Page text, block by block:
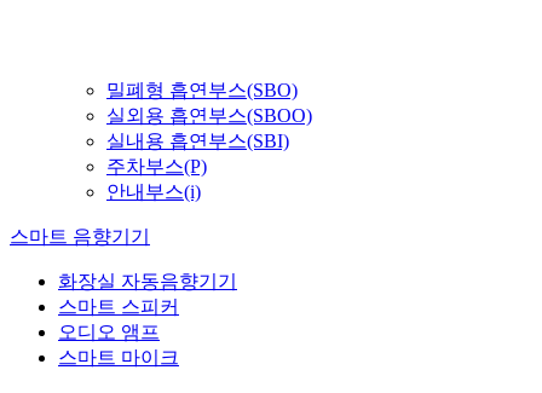
밀폐형 흡연부스(SBO)
실외용 흡연부스(SBOO)
실내용 흡연부스(SBI)
주차부스(P)
안내부스(i)
스마트 음향기기
화장실 자동음향기기
스마트 스피커
오디오 앰프
스마트 마이크